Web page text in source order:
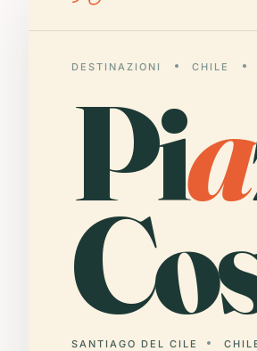
DESTINAZIONI CHILE
Pia
SANTIAGO DEL CILE